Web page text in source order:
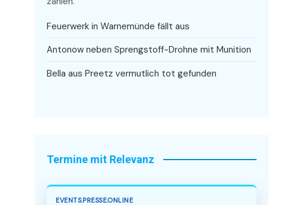
Feuerwerk in Warnemünde fällt aus
Antonow neben Sprengstoff-Drohne mit Munition
Bella aus Preetz vermutlich tot gefunden
Termine mit Relevanz
EVENTS.PRESSE.ONLINE